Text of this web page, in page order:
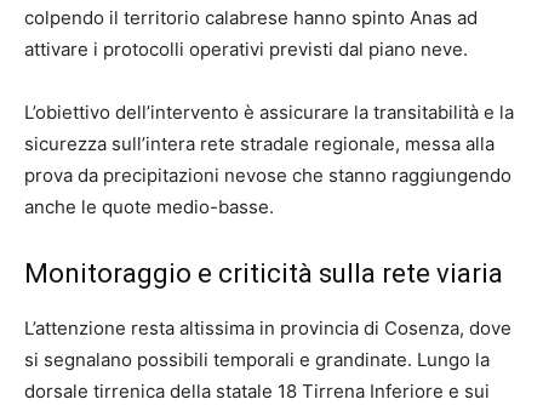
colpendo il territorio calabrese hanno spinto Anas ad
attivare i protocolli operativi previsti dal piano neve.
L’obiettivo dell’intervento è assicurare la transitabilità e la
sicurezza sull’intera rete stradale regionale, messa alla
prova da precipitazioni nevose che stanno raggiungendo
anche le quote medio-basse.
Monitoraggio e criticità sulla rete viaria
L’attenzione resta altissima in provincia di Cosenza, dove
si segnalano possibili temporali e grandinate. Lungo la
dorsale tirrenica della statale 18 Tirrena Inferiore e sui